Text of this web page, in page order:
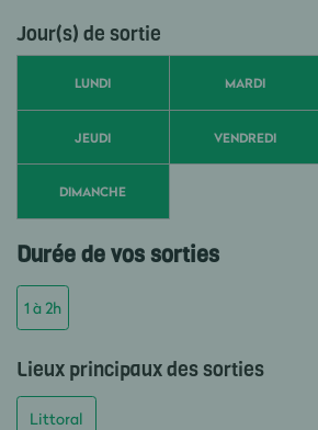
Jour(s) de sortie
LUNDI MARDI
JEUDI VENDREDI
DIMANCHE
Durée de vos sorties
1 à 2h
Lieux principaux des sorties
Littoral